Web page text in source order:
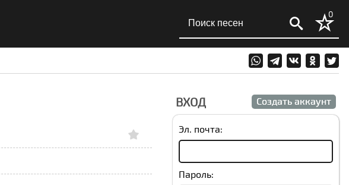
0
ВХОД Создать аккаунт
Эл. почта:
Пароль: